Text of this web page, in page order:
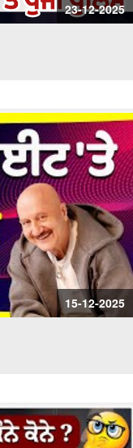
23-12-2025
15-12-2025